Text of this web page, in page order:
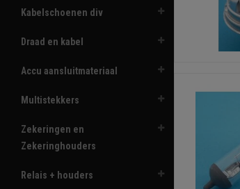
Kabelschoenen div
Draad en kabel
Accu aansluitmateriaal
Multistekkers
Zekeringen en
Zekeringhouders
Relais + houders